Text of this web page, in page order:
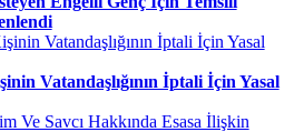
Vatandaşlığının İptali İçin Yasal